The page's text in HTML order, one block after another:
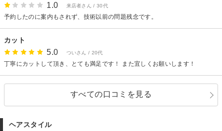
1.0 来店者さん / 30代
予約したのに案内もされず、技術以前の問題残念です。
カット
5.0 ついさん / 20代
丁寧にカットして頂き、とても満足です！ また宜しくお願いします！
すべての口コミを見る
ヘアスタイル